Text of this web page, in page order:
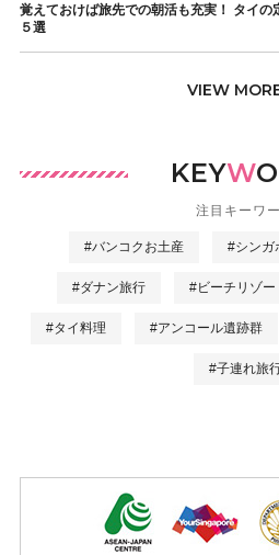
覚えておけば旅先での朝活も充実！ タイの
５選
VIEW
KEYW
注目キーワ
#バンコクお土産 #シンガ
#ダナン旅行 #ビーチリゾー
#タイ料理 #アンコール遺跡群
#子連れ旅